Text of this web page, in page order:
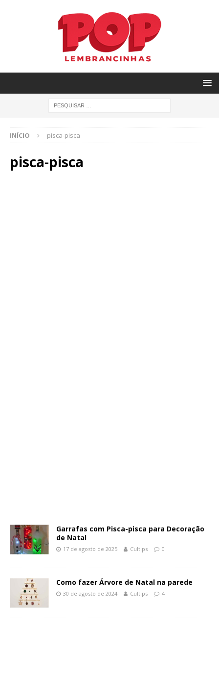
INÍCIO pisca-pisca
pisca-pisca
Garrafas com Pisca-pisca para Decoração
de Natal
17 de agosto de 2025 Cultips 0
Como fazer Árvore de Natal na parede
30 de agosto de 2024 Cultips 4